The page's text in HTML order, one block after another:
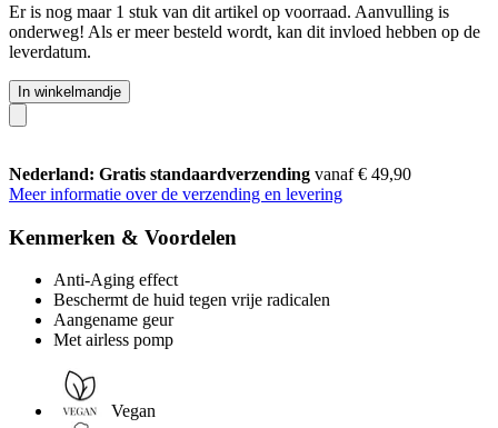
Er is nog maar 1 stuk van dit artikel op voorraad. Aanvulling is
onderweg! Als er meer besteld wordt, kan dit invloed hebben op de
leverdatum.
In winkelmandje
Nederland: Gratis standaardverzending vanaf € 49,90
Meer informatie over de verzending en levering
Kenmerken & Voordelen
Anti-Aging effect
Beschermt de huid tegen vrije radicalen
Aangename geur
Met airless pomp
Vegan